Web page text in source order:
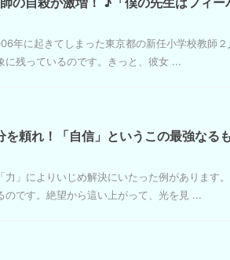
年に起きてしまった東京都の新任小学校教師２
に残っているのです。きっと、彼女 ...
頼れ！「自信」というこの最強なる
」によりいじめ解決にいたった例があります
です。絶望から這い上がって、光を見 ...